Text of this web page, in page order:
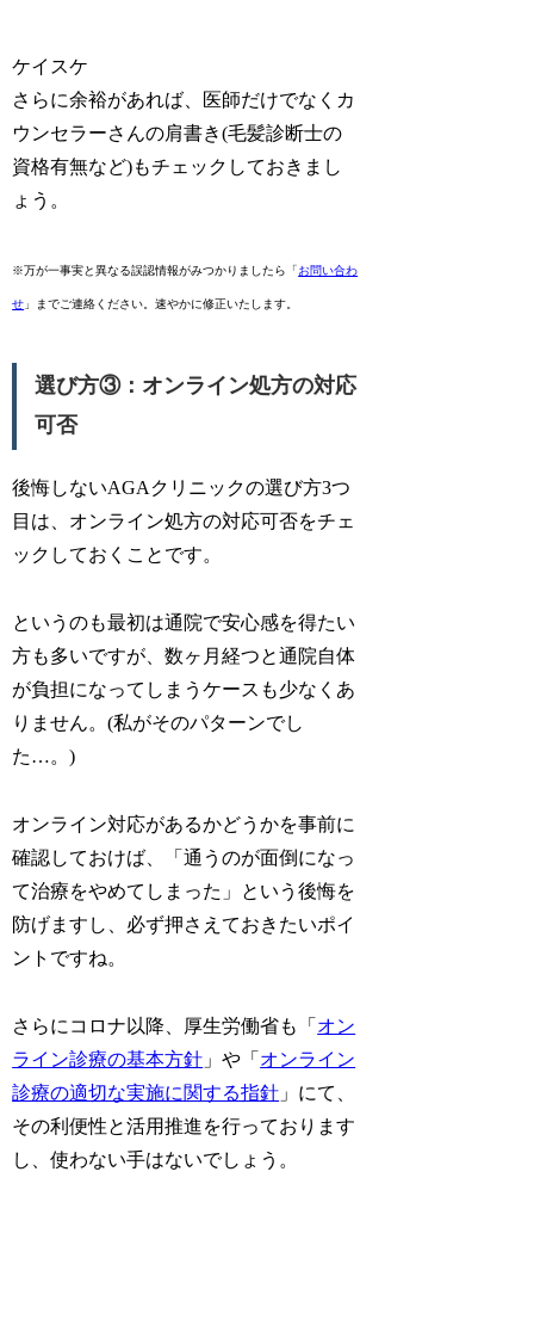
ケイスケ
さらに余裕があれば、医師だけでなくカ
ウンセラーさんの肩書き(毛髪診断士の
資格有無など)もチェックしておきまし
ょう。
※万が一事実と異なる誤認情報がみつかりましたら「お問い合わ
せ 」までご連絡ください。速やかに修正いたします。
選び方③：オンライン処方の対応
可否
後悔しないAGAクリニックの選び方3つ
目は、オンライン処方の対応可否をチェ
ックしておくことです。
というのも最初は通院で安心感を得たい
方も多いですが、数ヶ月経つと通院自体
が負担になってしまうケースも少なくあ
りません。(私がそのパターンでし
た…。)
オンライン対応があるかどうかを事前に
確認しておけば、「通うのが面倒になっ
て治療をやめてしまった」という後悔を
防げますし、必ず押さえておきたいポイ
ントですね。
さらにコロナ以降、厚生労働省も「 オン
ライン診療の基本方針 」や「 オンライン
診療の適切な実施に関する指針 」にて、
その利便性と活用推進を行っております
し、使わない手はないでしょう。